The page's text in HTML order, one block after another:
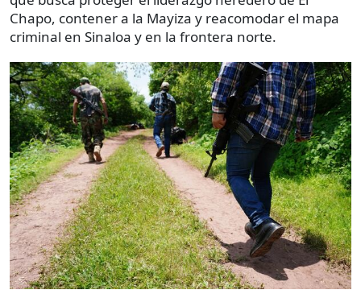
Chapo, contener a la Mayiza y reacomodar el mapa
criminal en Sinaloa y en la frontera norte.